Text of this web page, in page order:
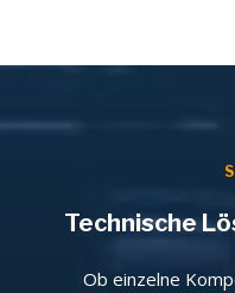
Technische
Ob einzelne